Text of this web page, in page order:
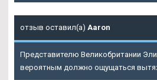
отзыв оставил(а) Aaron
Представителю Великобритании
вероятным должно ощущаться